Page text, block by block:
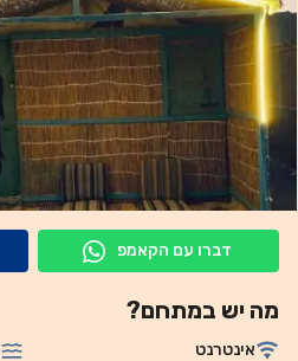
דברו עם הקאמפ
מה יש במתחם?
אינטרנט